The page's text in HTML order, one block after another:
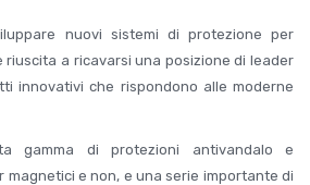
nuovi sistemi di protezione per
riuscita a ricavarsi una posizione di leader
innovativi che rispondono alle moderne
gamma di protezioni antivandalo e
e non, e una serie importante di